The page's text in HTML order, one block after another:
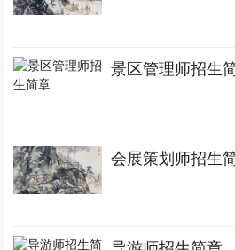
景区管理师招生
会展策划师招生